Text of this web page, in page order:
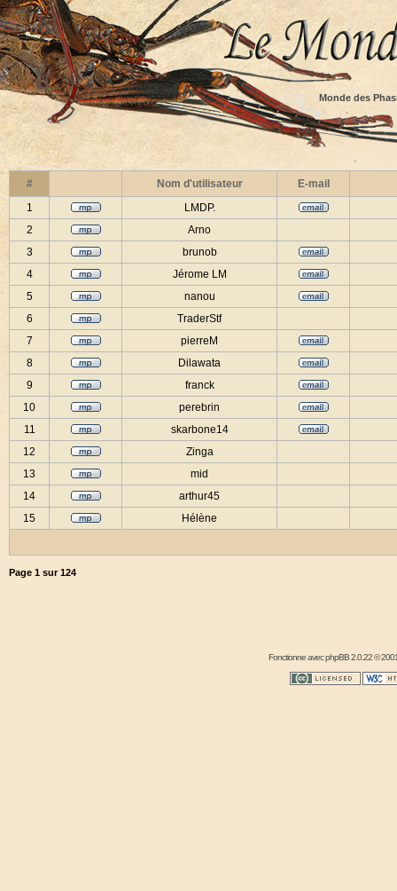
Monde des
# Nom d'utilisateur
E-mail
1
LMDP.
2
Arno
3
brunob
4
Jérome LM
5
nanou
6
TraderStf
7
pierreM
8
Dilawata
9
franck
10
perebrin
11
skarbone14
12
Zinga
13
mid
14
arthur45
15
Hélène
Page 1 sur124
Fonctionne avecphpBB2.0.22 ©